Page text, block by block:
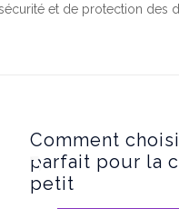
et de protection des
Comment
parfait pour la
petit